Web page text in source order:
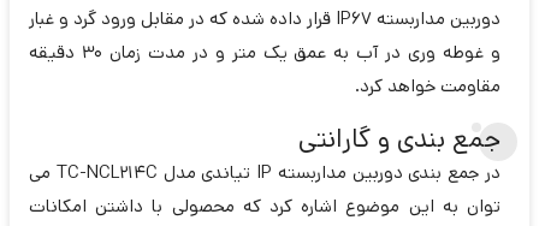
دوربین مداربسته IP67 قرار داده شده که در مقابل ورود گرد و غبار
و غوطه وری در آب به عمق یک متر و در مدت زمان 30 دقیقه
مقاومت خواهد کرد.
جمع بندی و گارانتی
در جمع بندی دوربین مداربسته IP تیاندی مدل TC-NCL214C می
توان به این موضوع اشاره کرد که محصولی با داشتن امکانات